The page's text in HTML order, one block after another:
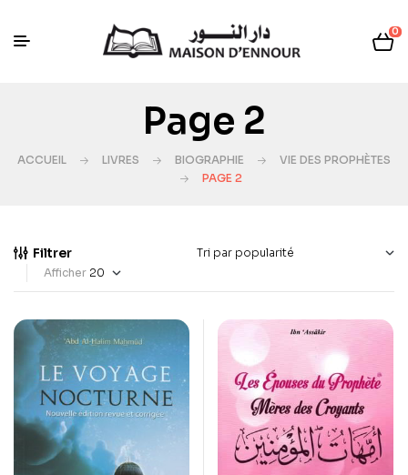
0
Page 2
ACCUEIL LIVRES BIOGRAPHIE
VIE DES PROPHÈTES
PAGE 2
Filtrer
Afficher